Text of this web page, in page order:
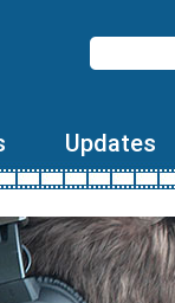
Updates